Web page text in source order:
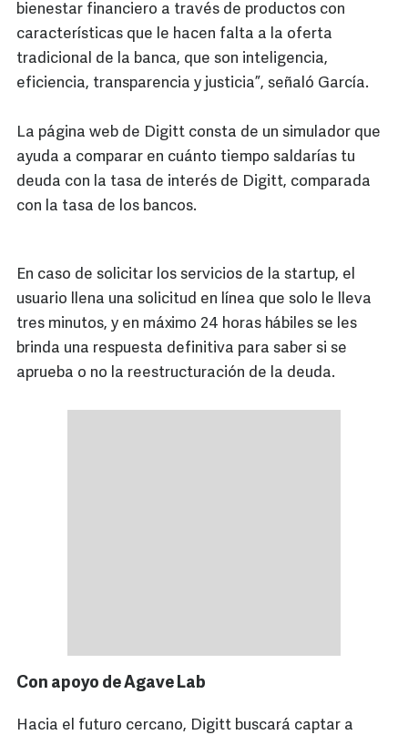
bienestar financiero a través de productos con
características que le hacen falta a la oferta
tradicional de la banca, que son inteligencia,
eficiencia, transparencia y justicia”, señaló García.
La página web de Digitt consta de un simulador que
ayuda a comparar en cuánto tiempo saldarías tu
deuda con la tasa de interés de Digitt, comparada
con la tasa de los bancos.
En caso de solicitar los servicios de la startup, el
usuario llena una solicitud en línea que solo le lleva
tres minutos, y en máximo 24 horas hábiles se les
brinda una respuesta definitiva para saber si se
aprueba o no la reestructuración de la deuda.
Con apoyo de Agave Lab
Hacia el futuro cercano, Digitt buscará captar a